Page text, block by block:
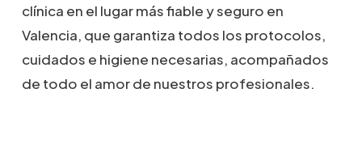
clínica en el lugar más fiable y seguro en
Valencia, que garantiza todos los protocolos,
cuidados e higiene necesarias, acompañados
de todo el amor de nuestros profesionales.